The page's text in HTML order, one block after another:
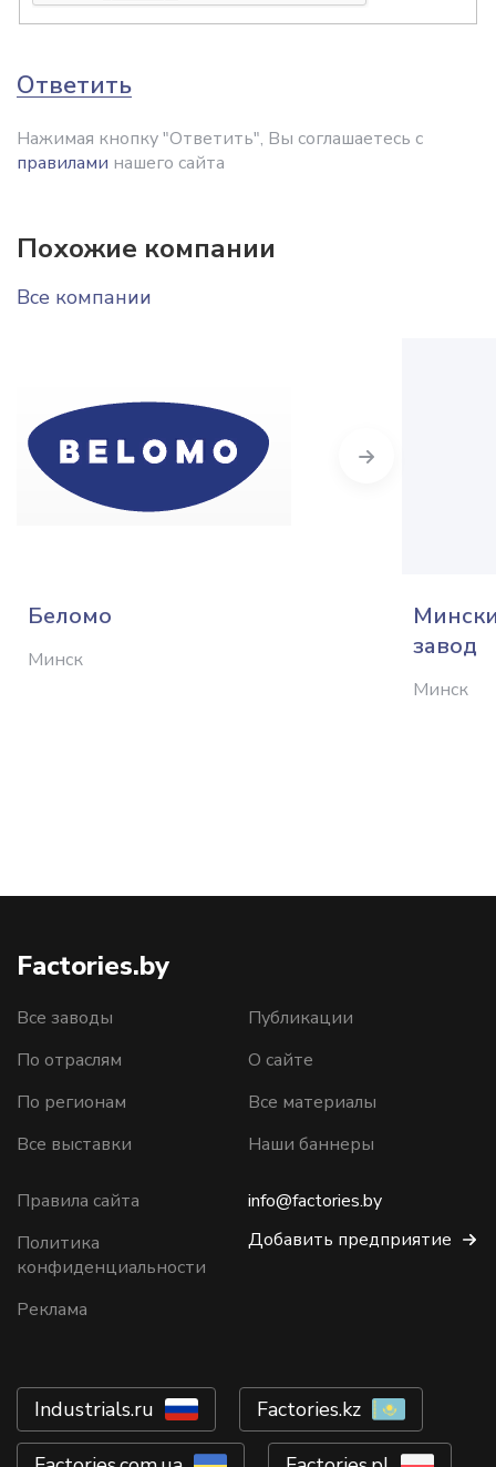
Ответить
Нажимая кнопку "Ответить", Вы соглашаетесь с
правилами нашего сайта
Похожие компании
Все компании
Беломо
Минск
завод
Минск
Factories.by
Все заводы
По отраслям
По регионам
Все выставки
Публикации
О сайте
Все материалы
Наши баннеры
Правила сайта
Политика
конфиденциальности
Реклама
info@factories.by
Добавить предприятие
Industrials.ru Factories.kz